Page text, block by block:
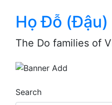
Họ Đỗ (Đậu)
The Do families of
Search